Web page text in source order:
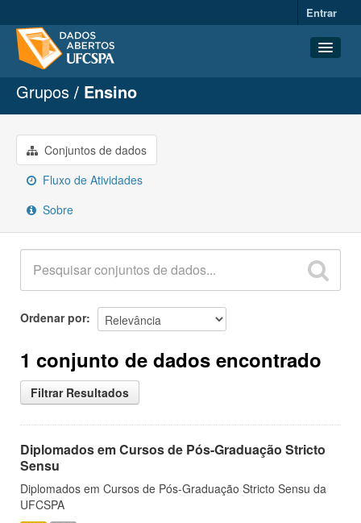
Entrar
Conjuntos de dados
Organizações
Grupos
Sobre
Grupos Ensino
Conjuntos de dados
Fluxo de Atividades
Sobre
Ordenar por
1 conjunto de dados encontrado
Filtrar Resultados
Diplomados em Cursos de Pós-Graduação Stricto
Sensu
Diplomados em Cursos de Pós-Graduação Stricto Sensu da
UFCSPA